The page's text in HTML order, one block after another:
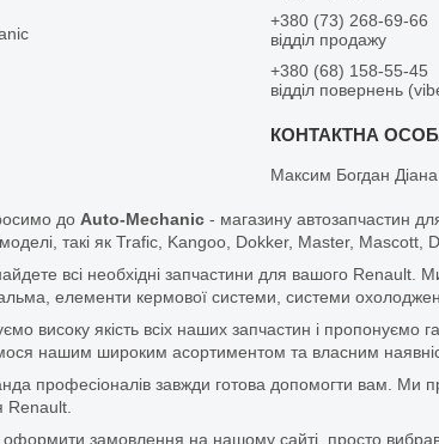
+380 (73) 268-69-66
відділ продажу
+380 (68) 158-55-45
відділ повернень
Максим Богдан
до Auto-Mechanic - магазину автозапчастин
такі як Trafic, Kangoo, Dokker, Master,
всі необхідні запчастини для вашого Renault.
елементи кермової системи, системи
високу якість всіх наших запчастин і
нашим широким асортиментом та власним
професіоналів завжди готова допомогти вам. Ми
Renault.
замовлення на нашому сайті, просто